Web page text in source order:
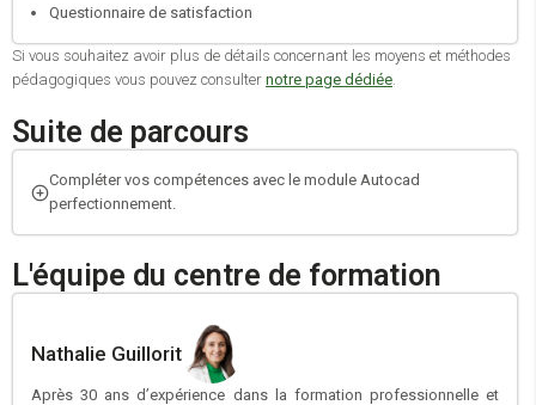
Questionnaire de satisfaction
Si vous souhaitez avoir plus de détails concernant les moyens et méthodes
pédagogiques vous pouvez consulter notre page dédiée.
Suite de parcours
Compléter vos compétences avec le module Autocad
perfectionnement.
L'équipe du centre de formation
Nathalie Guillorit
Après 30 ans d’expérience dans la formation professionnelle et